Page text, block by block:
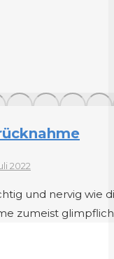
2022
und nervig wie
zumeist